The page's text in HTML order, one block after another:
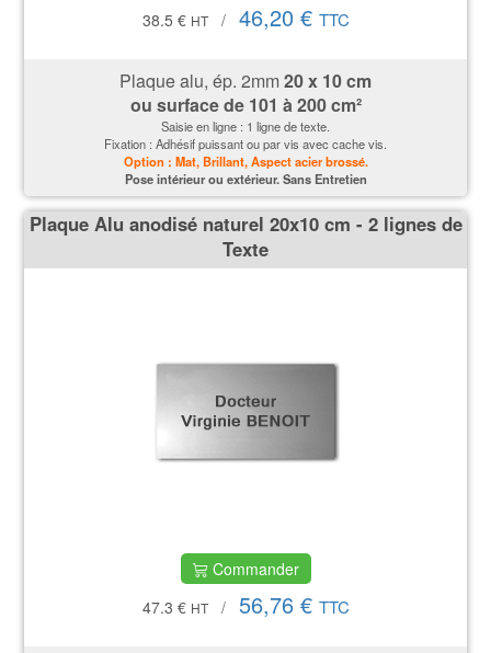
38.5 € HT / 46,20 € TTC
Plaque alu, ép. 2mm20 x 10 cm
ou surface de 101 à 200 cm²
Saisie en ligne : 1 ligne de texte.
Fixation : Adhésif puissant ou par vis avec cache vis.
Option : Mat, Brillant, Aspect acier brossé.
Pose intérieur ou extérieur. Sans Entretien
Plaque Alu anodisé naturel 20x10 cm - 2 lignes de
Texte
Commander
47.3 € HT / 56,76 € TTC